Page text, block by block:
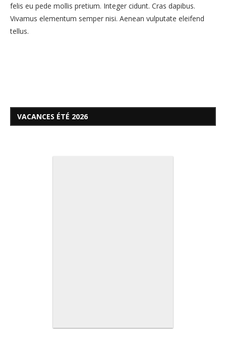
felis eu pede mollis pretium. Integer cidunt. Cras dapibus.
Vivamus elementum semper nisi. Aenean vulputate eleifend
tellus.
VACANCES ÉTÉ 2026